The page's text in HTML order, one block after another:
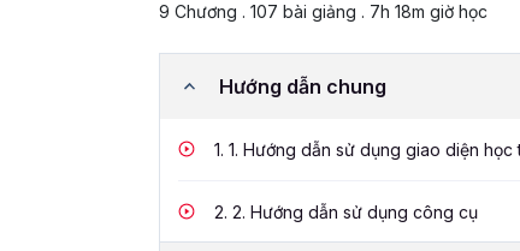
9 Chương . 107 bài giảng . 7h 18m giờ học
Hướng dẫn chung
1. 1. Hướng dẫn sử dụng giao diện học
2. 2. Hướng dẫn sử dụng công cụ